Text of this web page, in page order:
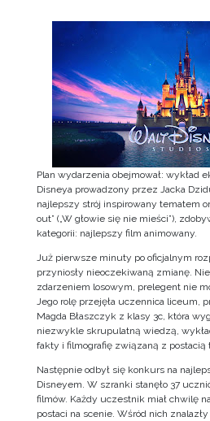
Plan wydarzenia obejmował: wykład
Disneya prowadzony przez Jacka
najlepszy strój inspirowany tematem
out” („W głowie się nie mieści”),
kategorii: najlepszy film animowany.
Już pierwsze minuty po oficjalnym
przyniosły nieoczekiwaną zmianę.
zdarzeniem losowym, prelegent nie
Jego rolę przejęła uczennica liceum,
Magda Błaszczyk z klasy 3c, która
niezwykle skrupulatną wiedzą,
fakty i filmografię związaną z postacią
Następnie odbył się konkurs na
Disneyem. W szranki stanęło 37
filmów. Każdy uczestnik miał chwilę
postaci na scenie. Wśród nich